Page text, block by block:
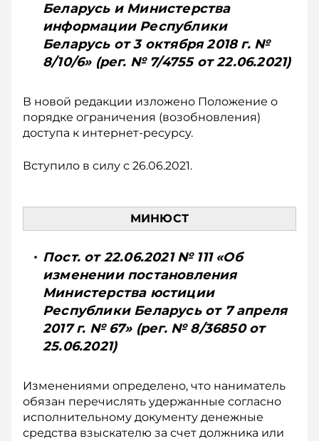
Беларусь и Министерства
информации Республики
Беларусь от 3 октября 2018 г. №
8/10/6» (рег. № 7/4755 от 22.06.2021)
В новой редакции изложено Положение о
порядке ограничения (возобновления)
доступа к интернет-ресурсу.
Вступило в силу с 26.06.2021.
МИНЮСТ
Пост. от 22.06.2021 № 111 «Об
изменении постановления
Министерства юстиции
Республики Беларусь от 7 апреля
2017 г. № 67» (рег. № 8/36850 от
25.06.2021)
Изменениями определено, что наниматель
обязан перечислять удержанные согласно
исполнительному документу денежные
средства взыскателю за счет должника или